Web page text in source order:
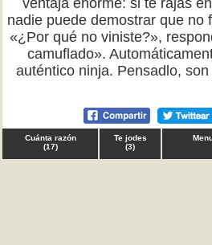
ventaja enorme: si te rajas
nadie puede demostrar que no
«¿Por qué no viniste?»,
camuflado».
auténtico ninja. Pensadlo,
Cuánta razón
(17)
Te jodes
(3)